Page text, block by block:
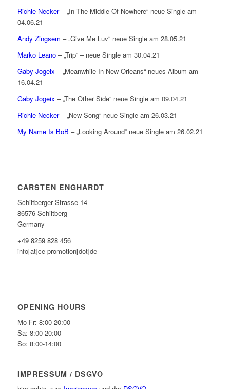
Richie Necker– „In The Middle Of Nowhere“ neue Single am
04.06.21
Andy Zingsem – „Give Me Luv“ neue Single am 28.05.21
Marko Leano– „Trip“ – neue Single am 30.04.21
Gaby Jogeix – „Meanwhile In New Orleans“ neues Album am
16.04.21
Gaby Jogeix – „The Other Side“ neue Single am 09.04.21
Richie Necker– „New Song“ neue Single am 26.03.21
My Name Is BoB – „Looking Around“ neue Single am 26.02.21
CARSTEN ENGHARDT
Schiltberger Strasse 14
86576 Schiltberg
Germany
+49 8259 828 456
info[at]ce-promotion[dot]de
OPENING HOURS
Mo-Fr: 8:00-20:00
Sa: 8:00-20:00
So: 8:00-14:00
IMPRESSUM / DSGVO